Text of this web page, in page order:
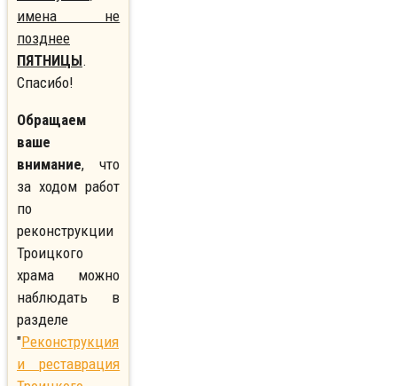
имена не
позднее
ПЯТНИЦЫ.
Спасибо!
Обращаем
ваше
внимание, что
за ходом работ
по
реконструкции
Троицкого
храма можно
наблюдать в
разделе
"Реконструкция
и реставрация